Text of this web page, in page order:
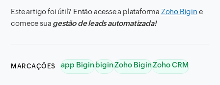
Este artigo foi útil? Então acesse a plataforma Zoho Bigin e
comece sua gestão de leads automatizada!
MARCAÇÕES app BiginbiginZoho BiginZoho CRM